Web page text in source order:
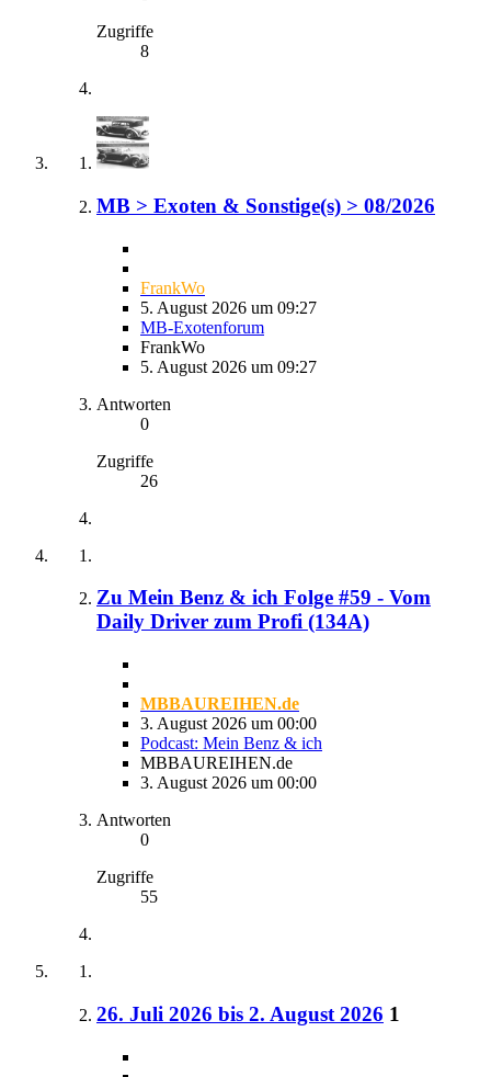
Zugriffe
8
MB > Exoten & Sonstige(s) > 08/2026
FrankWo
5. August 2026 um 09:27
MB-Exotenforum
FrankWo
5. August 2026 um 09:27
Antworten
0
Zugriffe
26
Zu Mein Benz & ich Folge #59 - Vom
Daily Driver zum Profi (134A)
MBBAUREIHEN.de
3. August 2026 um 00:00
Podcast: Mein Benz & ich
MBBAUREIHEN.de
3. August 2026 um 00:00
Antworten
0
Zugriffe
55
26. Juli 2026 bis 2. August 2026 1